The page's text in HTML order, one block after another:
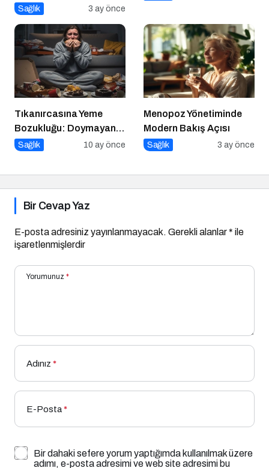
Sağlık 3 ay önce
Tıkanırcasına Yeme
Bozukluğu: Doymayan
Duygular
Sağlık 10 ay önce
Menopoz Yönetiminde
Modern Bakış Açısı
Sağlık 3 ay önce
Bir Cevap Yaz
E-posta adresiniz yayınlanmayacak. Gerekli alanlar* ile
işaretlenmişlerdir
Yorumunuz *
Adınız *
E-Posta*
Bir dahaki sefere yorum yaptığımda kullanılmak üzere
adımı, e-posta adresimi ve web site adresimi bu